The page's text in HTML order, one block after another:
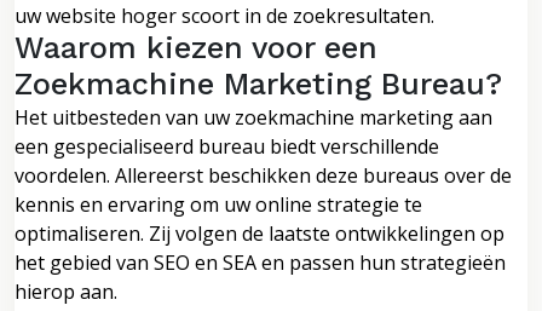
uw website hoger scoort in de zoekresultaten.
Waarom kiezen voor een
Zoekmachine Marketing Bureau?
Het uitbesteden van uw zoekmachine marketing aan
een gespecialiseerd bureau biedt verschillende
voordelen. Allereerst beschikken deze bureaus over de
kennis en ervaring om uw online strategie te
optimaliseren. Zij volgen de laatste ontwikkelingen op
het gebied van SEO en SEA en passen hun strategieën
hierop aan.